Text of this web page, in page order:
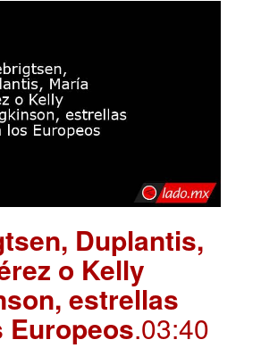
Duplantis,
o Kelly
estrellas
Europeos.03:40